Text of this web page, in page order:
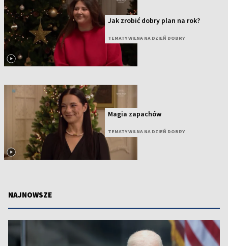
Jak zrobić dobry plan na rok?
TEMATY WILNA NA DZIEŃ DOBRY
Magia zapachów
TEMATY WILNA NA DZIEŃ DOBRY
NAJNOWSZE